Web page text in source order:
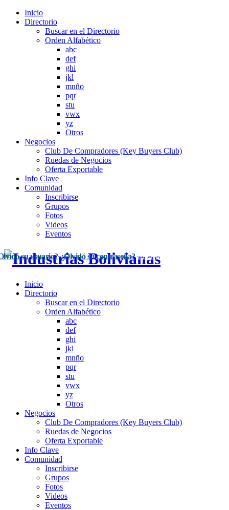
Inicio
Directorio
Buscar en el Directorio
Orden Alfabético
abc
def
ghi
jkl
mnño
pqr
stu
vwx
yz
Otros
Negocios
Club De Compradores (Key Buyers Club)
Ruedas de Negocios
Oferta Exportable
Info Clave
Comunidad
Inscribirse
Grupos
Fotos
Videos
Eventos
su usuario? ¿Olvidó su contraseña? Inscríbase Aquí
Inicio
Directorio
Buscar en el Directorio
Orden Alfabético
abc
def
ghi
jkl
mnño
pqr
stu
vwx
yz
Otros
Negocios
Club De Compradores (Key Buyers Club)
Ruedas de Negocios
Oferta Exportable
Info Clave
Comunidad
Inscribirse
Grupos
Fotos
Videos
Eventos